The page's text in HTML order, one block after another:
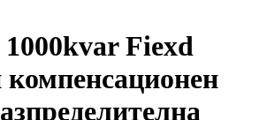
Fiexd
компенсационен